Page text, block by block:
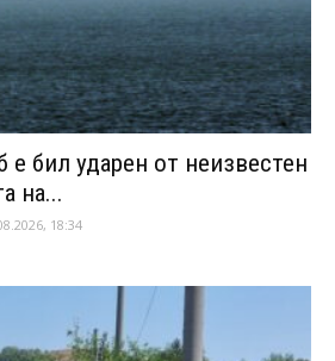
бил ударен от неизвестен
на...
18:34